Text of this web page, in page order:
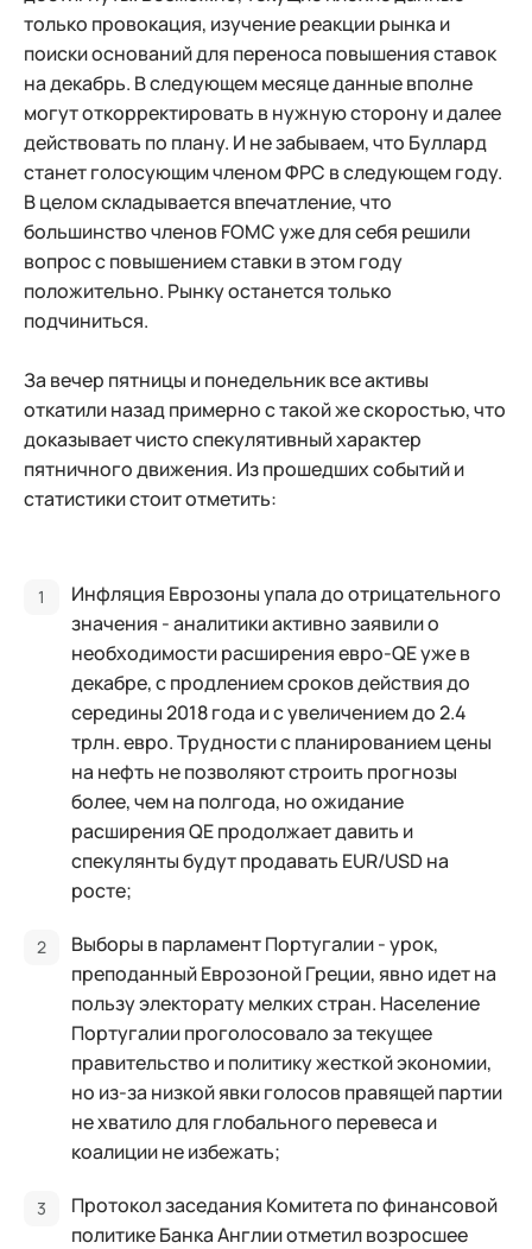
только провокация, изучение реакции рынка и
поиски оснований для переноса повышения ставок
на декабрь. В следующем месяце данные вполне
могут откорректировать в нужную сторону и далее
действовать по плану. И не забываем, что Буллард
станет голосующим членом ФРС в следующем году.
В целом складывается впечатление, что
большинство членов FOMC уже для себя решили
вопрос с повышением ставки в этом году
положительно. Рынку останется только
подчиниться.
За вечер пятницы и понедельник все активы
откатили назад примерно с такой же скоростью, что
доказывает чисто спекулятивный характер
пятничного движения. Из прошедших событий и
статистики стоит отметить:
Инфляция Еврозоны упала до отрицательного
значения - аналитики активно заявили о
необходимости расширения евро-QE уже в
декабре, с продлением сроков действия до
середины 2018 года и с увеличением до 2.4
трлн. евро. Трудности с планированием цены
на нефть не позволяют строить прогнозы
более, чем на полгода, но ожидание
расширения QE продолжает давить и
спекулянты будут продавать EUR/USD на
росте;
Выборы в парламент Португалии - урок,
преподанный Еврозоной Греции, явно идет на
пользу электорату мелких стран. Население
Португалии проголосовало за текущее
правительство и политику жесткой экономии,
но из-за низкой явки голосов правящей партии
не хватило для глобального перевеса и
коалиции не избежать;
Протокол заседания Комитета по финансовой
политике Банка Англии отметил возросшее